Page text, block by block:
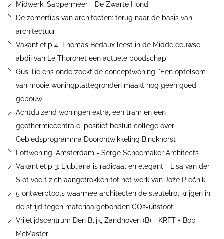
Midwerk, Sappermeer - De Zwarte Hond
De zomertips van architecten: terug naar de basis van
architectuur
Vakantietip 4: Thomas Bedaux leest in de Middeleeuwse
abdij van Le Thoronet een actuele boodschap
Gus Tielens onderzoekt de conceptwoning: 'Een optelsom
van mooie woningplattegronden maakt nog geen goed
gebouw'
Achtduizend woningen extra, een tram en een
geothermiecentrale: positief besluit college over
Gebiedsprogramma Doorontwikkeling Binckhorst
Loftwoning, Amsterdam - Serge Schoemaker Architects
Vakantietip 3: Ljubljana is radicaal en elegant - Lisa van der
Slot voelt zich aangetrokken tot het werk van Jože Plečnik
5 ontwerptools waarmee architecten de sleutelrol krijgen in
de strijd tegen materiaalgebonden CO2-uitstoot
Vrijetijdscentrum Den Blijk, Zandhoven (B) - KRFT + Bob
McMaster